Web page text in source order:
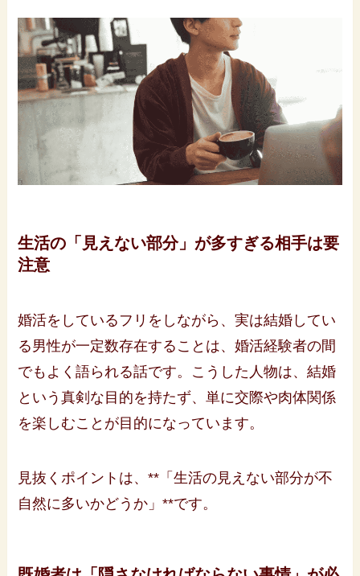
生活の「見えない部分」が多すぎる相手は要
注意
婚活をしているフリをしながら、実は結婚してい
る男性が一定数存在することは、婚活経験者の間
でもよく語られる話です。こうした人物は、結婚
という真剣な目的を持たず、単に交際や肉体関係
を楽しむことが目的になっています。
見抜くポイントは、**「生活の見えない部分が不
自然に多いかどうか」**です。